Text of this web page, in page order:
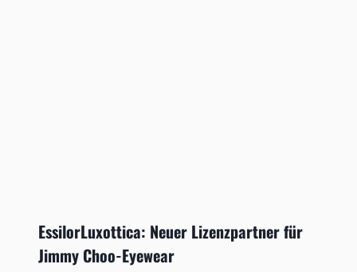
EssilorLuxottica: Neuer Lizenzpartner für
Jimmy Choo-Eyewear